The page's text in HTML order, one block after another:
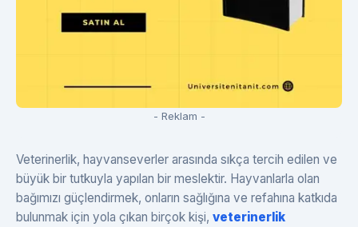
- Reklam -
Veterinerlik, hayvanseverler arasında sıkça tercih edilen ve
büyük bir tutkuyla yapılan bir meslektir. Hayvanlarla olan
bağımızı güçlendirmek, onların sağlığına ve refahına katkıda
bulunmak için yola çıkan birçok kişi, veterinerlik